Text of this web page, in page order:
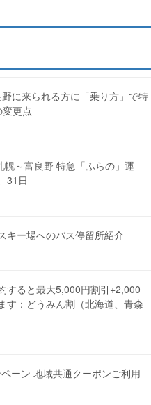
に来られる方に「乗り方」で特
更点
幌～富良野 特急「ふらの」運
31日
キー場へのバス停留所紹介
すると最大5,000円割引+2,000
す：どうみん割（北海道、青森
ーン 地域共通クーポンご利用